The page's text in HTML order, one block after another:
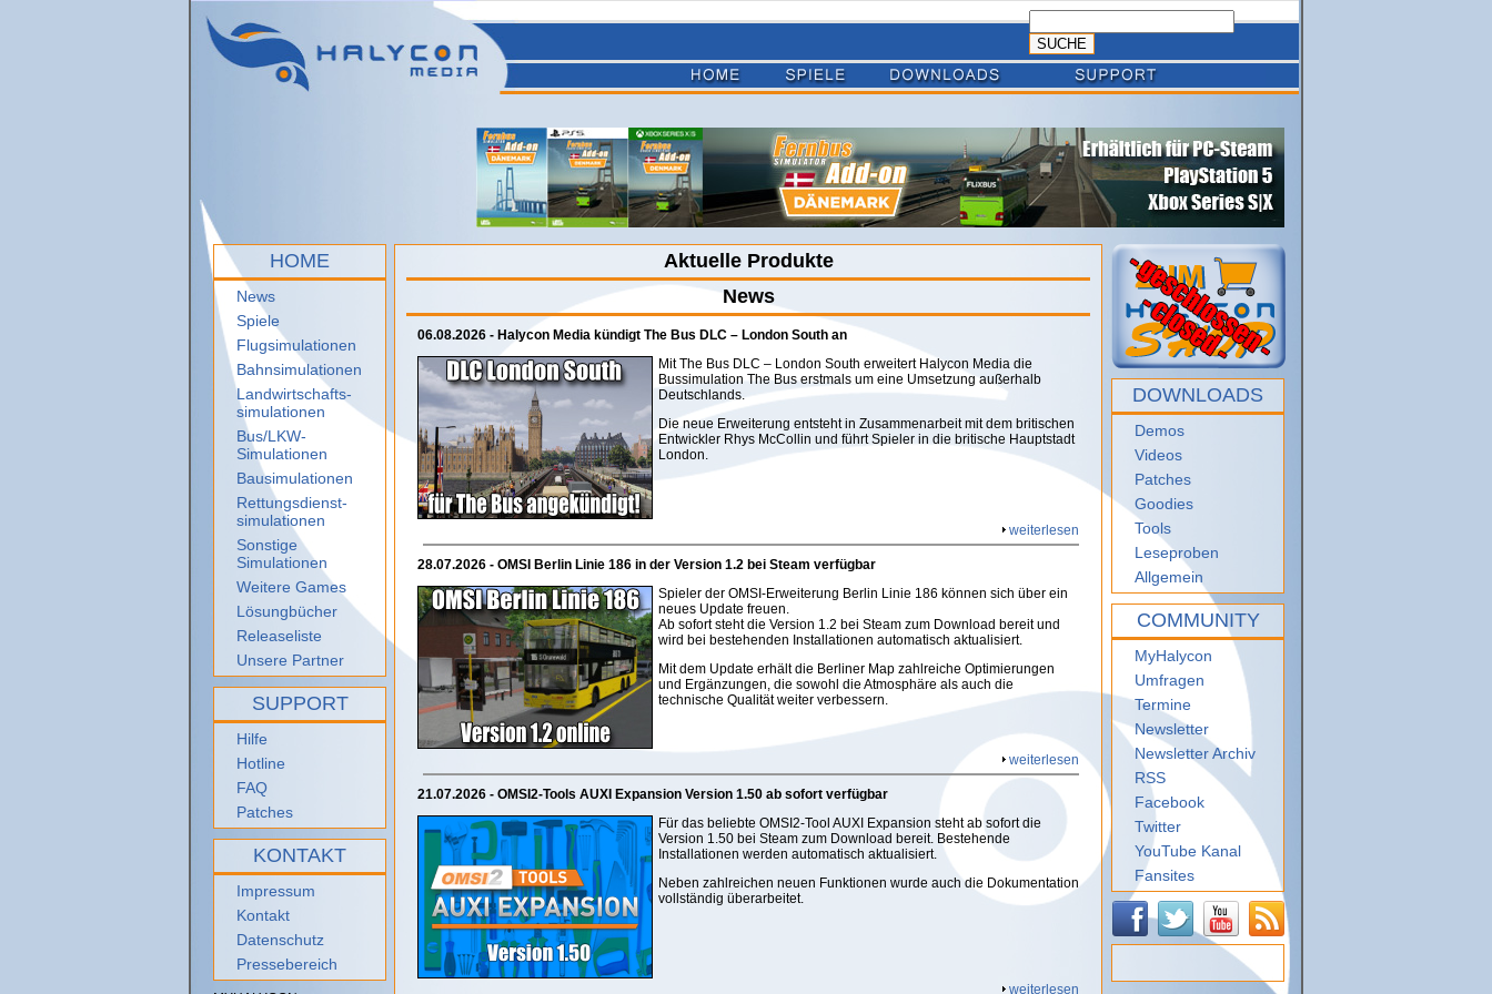
HOME
News
Spiele
Flugsimulationen
Bahnsimulationen
Landwirtschafts-
simulationen
Bus/LKW-
Simulationen
Bausimulationen
Rettungsdienst-
simulationen
Sonstige
Simulationen
Weitere Games
Lösungbücher
Releaseliste
Unsere Partner
SUPPORT
Hilfe
Hotline
FAQ
Patches
KONTAKT
Impressum
Kontakt
Datenschutz
Pressebereich
Aktuelle Produkte
News
06.08.2026 - Halycon Media kündigt The Bus DLC – London South an
Mit The Bus DLC – London South erweitert Halycon Media die
Bussimulation The Bus erstmals um eine Umsetzung außerhalb
Deutschlands.
Die neue Erweiterung entsteht in Zusammenarbeit mit dem britischen
Entwickler Rhys McCollin und führt Spieler in die britische Hauptstadt
London.
weiterlesen
28.07.2026 - OMSI Berlin Linie 186 in der Version 1.2 bei Steam verfügbar
Spieler der OMSI-Erweiterung Berlin Linie 186 können sich über ein
neues Update freuen.
Ab sofort steht die Version 1.2 bei Steam zum Download bereit und
wird bei bestehenden Installationen automatisch aktualisiert.
Mit dem Update erhält die Berliner Map zahlreiche Optimierungen
und Ergänzungen, die sowohl die Atmosphäre als auch die
technische Qualität weiter verbessern.
weiterlesen
21.07.2026 - OMSI2-Tools AUXI Expansion Version 1.50 ab sofort verfügbar
Für das beliebte OMSI2-Tool AUXI Expansion steht ab sofort die
Version 1.50 bei Steam zum Download bereit. Bestehende
Installationen werden automatisch aktualisiert.
Neben zahlreichen neuen Funktionen wurde auch die Dokumentation
vollständig überarbeitet.
weiterlesen
DOWNLOADS
Demos
Videos
Patches
Goodies
Tools
Leseproben
Allgemein
COMMUNITY
MyHalycon
Umfragen
Termine
Newsletter
Newsletter Archiv
RSS
Facebook
Twitter
YouTube Kanal
Fansites